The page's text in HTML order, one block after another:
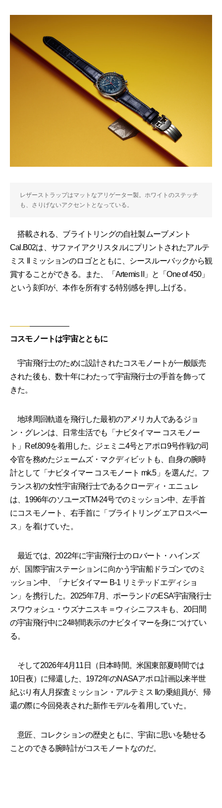
レザーストラップはマットなアリゲーター製。ホワイトのステッチ
も、さりげないアクセントとなっている。
搭載される、ブライトリングの自社製ムーブメント
Cal.B02は、サファイアクリスタルにプリントされたアルテ
ミス II ミッションのロゴとともに、シースルーバックから観
賞することができる。また、「Artemis II」と「One of 450」
という刻印が、本作を所有する特別感を押し上げる。
コスモノートは宇宙とともに
宇宙飛行士のために設計されたコスモノートが一般販売
された後も、数十年にわたって宇宙飛行士の手首を飾って
きた。
地球周回軌道を飛行した最初のアメリカ人であるジョ
ン・グレンは、日常生活でも「ナビタイマー コスモノー
ト」Ref.809を着用した。ジェミニ4号とアポロ9号作戦の司
令官を務めたジェームズ・マクディビットも、自身の腕時
計として「ナビタイマー コスモノート mk.5」を選んだ。フ
ランス初の女性宇宙飛行士であるクローディ・エニュレ
は、1996年のソユーズTM-24号でのミッション中、左手首
にコスモノート、右手首に「ブライトリング エアロスペー
ス」を着けていた。
最近では、2022年に宇宙飛行士のロバート・ハインズ
が、国際宇宙ステーションに向かう宇宙船ドラゴンでのミ
ッション中、「ナビタイマー B-1 リミテッドエディショ
ン」を携行した。2025年7月、ポーランドのESA宇宙飛行士
スワウォシュ・ウズナニスキ＝ウィシニフスキも、20日間
の宇宙飛行中に24時間表示のナビタイマーを身につけてい
る。
そして2026年4月11日（日本時間。米国東部夏時間では
10日夜）に帰還した、1972年のNASAアポロ計画以来半世
紀ぶり有人月探査ミッション・アルテミス IIの乗組員が、帰
還の際に今回発表された新作モデルを着用していた。
意匠、コレクションの歴史ともに、宇宙に思いを馳せる
ことのできる腕時計がコスモノートなのだ。